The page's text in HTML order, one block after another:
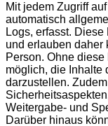
Mit jedem Zugriff
automatisch
Logs, erfasst.
und erlauben daher
Person. Ohne
möglich, die Inhalte
darzustellen.
Weitergabe- und
Darüber hinaus